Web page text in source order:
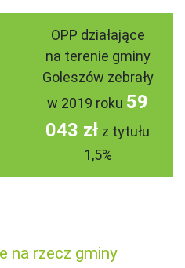
OPP działające
na terenie gminy
Goleszów zebrały
w 2019 roku 59
043 zł z tytułu
1,5%
na rzecz gminy